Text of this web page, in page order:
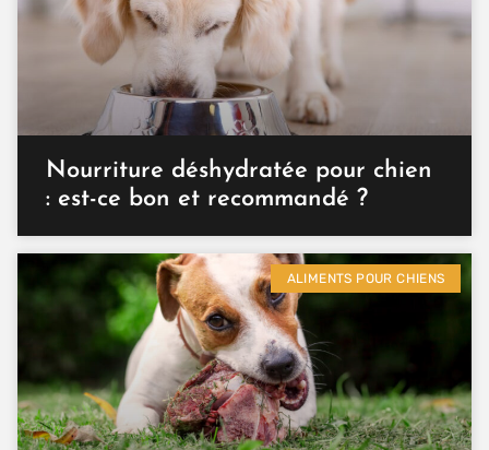
Nourriture déshydratée pour chien
: est-ce bon et recommandé ?
ALIMENTS POUR CHIENS